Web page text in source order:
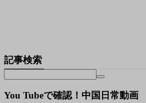
記事検索
You Tubeで確認！中国日常動画